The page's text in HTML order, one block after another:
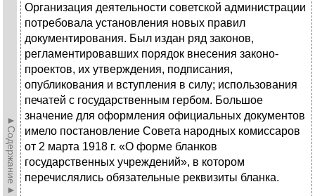
►Содержание►
Организация деятельности советской администрации
потре­бовала установления новых правил
документирования. Был из­дан ряд законов,
регламентировавших порядок внесения законо­
проектов, их утверждения, подписания,
опубликования и вступ­ления в силу; использования
печатей с государственным гербом. Большое
значение для оформления официальных документов
имело постановление Совета народных комиссаров
от 2 марта 1918 г. «О форме бланков
государственных учреждений», в кото­ром
перечислялись обязательные реквизиты бланка.